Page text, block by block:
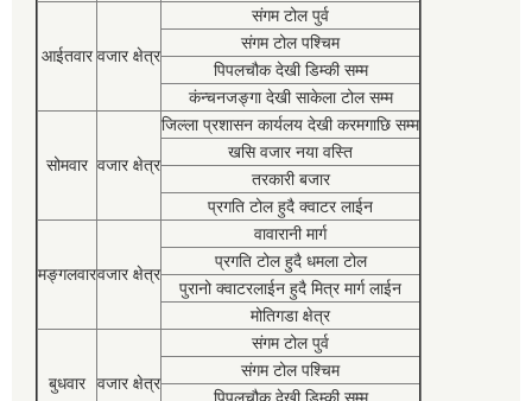
आईतवार वजार क्षेत्र
संगम टोल पुर्व
संगम टोल पश्चिम
पिपलचौक देखी डिम्की सम्म
कंन्चनजङ्गा देखी साकेला टोल सम्म
सोमवार वजार क्षेत्र
जिल्ला प्रशासन कार्यलय देखी करमगाछि सम्म
खसि वजार नया वस्ति
तरकारी बजार
प्रगति टोल हुदै क्वाटर लाईन
मङ्गलवारवजार क्षेत्र
वावारानी मार्ग
प्रगति टोल हुदै धमला टोल
पुरानो क्वाटरलाईन हुदै मित्र मार्ग लाईन
मोतिगडा क्षेत्र
बुधवार वजार क्षेत्र
संगम टोल पुर्व
संगम टोल पश्चिम